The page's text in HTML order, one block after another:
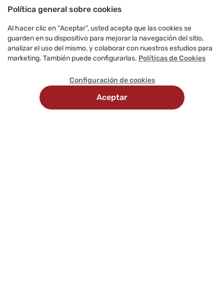
Política general sobre cookies
Al hacer clic en “Aceptar”, usted acepta que las cookies se
guarden en su dispositivo para mejorar la navegación del sitio,
analizar el uso del mismo, y colaborar con nuestros estudios para
marketing. También puede configurarlas. Políticas de Cookies
Configuración de cookies
Aceptar